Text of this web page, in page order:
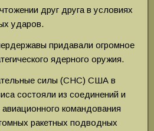
друг друга в условиях
ударов.
придавали огромное
ядерного оружия.
силы (СНС) США в
состояли из соединений и
авиационного командования
ракетных подводных